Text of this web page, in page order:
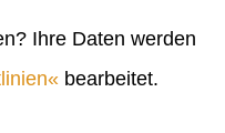
Ihre Daten werden
bearbeitet.